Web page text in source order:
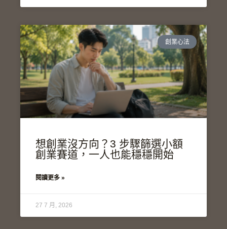
創業心法
想創業沒方向？3 步驟篩選小額
創業賽道，一人也能穩穩開始
閱讀更多 »
27 7 月, 2026